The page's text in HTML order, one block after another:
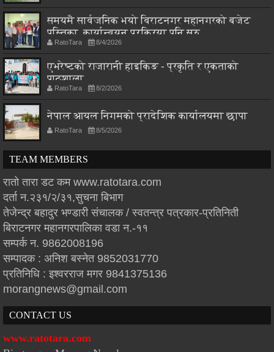
समयमै सार्वजनिक भयो विराटनगर महानगरको बजेट
पुस्तिका, कार्यान्वयन प्रक्रिया पनि सुरु
RatoTara 8/4/2026
एभरेष्टको राजारानी हाइकिङ - प्रकृति र एकताको
पाठशाला
RatoTara 8/2/2026
नेपाल आयल निगमको प्रादेशिक कार्यालयमा छापा
RatoTara 8/5/2026
TEAM MEMBERS
रातो तारा डट कम www.ratotara.com
दर्ता न.२३१/२/३१,सुचना बिभाग
तेजेन्द्र बहादुर भण्डारी संचालक / स्वतन्त्र पत्रकार-प्रतिनिती
बिराटनगर महानगरपालिका वडा न.-११
सम्पर्क न. 9862008196
सम्पादक : अनिश बस्नेत 9852031770
प्रतिनिधि : इश्वरराज मगर 9841375136
morangnews@gmail.com
CONTACT US
www.ratotara.com